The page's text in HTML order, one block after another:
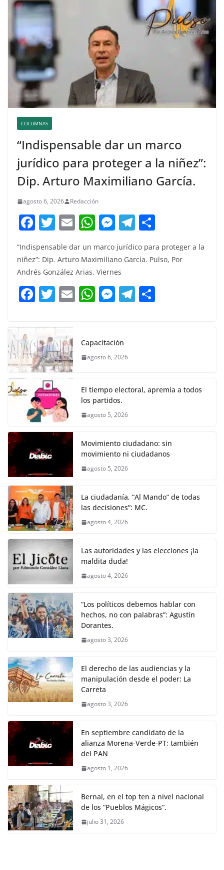
COLUMNAS
“Indispensable dar un marco
jurídico para proteger a la niñez”:
Dip. Arturo Maximiliano García.
agosto 6, 2026 Redacción
F
c
e
b
o
k
T
w
itt
er
E
ai
l
W
at
s
A
p
M
e
ss
e
n
g
T
e
a
m
m
“Indispensable dar un marco jurídico para proteger a la
niñez”: Dip. Arturo Maximiliano García. Pulso, Por
Andrés González Arias. Viernes
F
c
e
b
o
o
k
T
itt
er
E W
s
A
p
M
e
n
er
T
Capacitación
agosto 6, 2026
El tiempo electoral, apremia a todos
los partidos.
agosto 5, 2026
Movimiento ciudadano: sin
movimiento ni ciudadanos
agosto 5, 2026
La ciudadanía, “Al Mando” de todas
las decisiones”: MC.
agosto 4, 2026
Las autoridades y las elecciones ¡la
maldita duda!
agosto 4, 2026
“Los políticos debemos hablar con
hechos, no con palabras”: Agustín
Dorantes.
agosto 3, 2026
El derecho de las audiencias y la
manipulación desde el poder: La
Carreta
agosto 3, 2026
En septiembre candidato de la
alianza Morena-Verde-PT; también
del PAN
agosto 1, 2026
Bernal, en el top ten a nivel nacional
de los “Pueblos Mágicos”.
julio 31, 2026